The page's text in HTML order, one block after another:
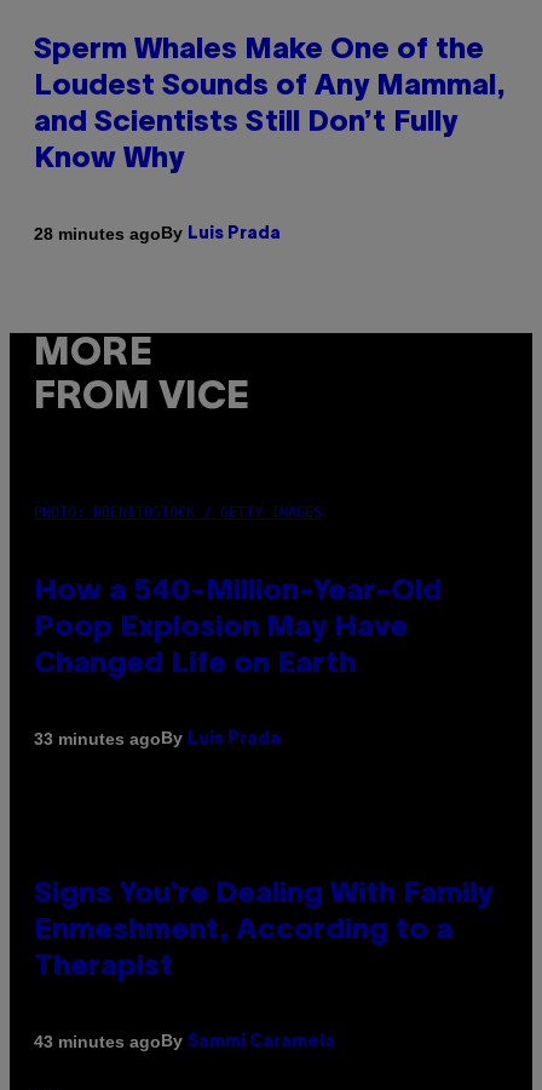
Sperm Whales Make One of the
Loudest Sounds of Any Mammal,
and Scientists Still Don’t Fully
Know Why
28 minutes agoBy Luis Prada
MORE
FROM VICE
PHOTO: DBENITOSTOCK / GETTY IMAGES
How a 540-Million-Year-Old
Poop Explosion May Have
Changed Life on Earth
33 minutes agoBy Luis Prada
Signs You’re Dealing With Family
Enmeshment, According to a
Therapist
43 minutes agoBy Sammi Caramela